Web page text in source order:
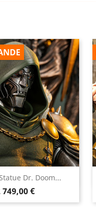
Dr. Doom...
749,00 €
rapide